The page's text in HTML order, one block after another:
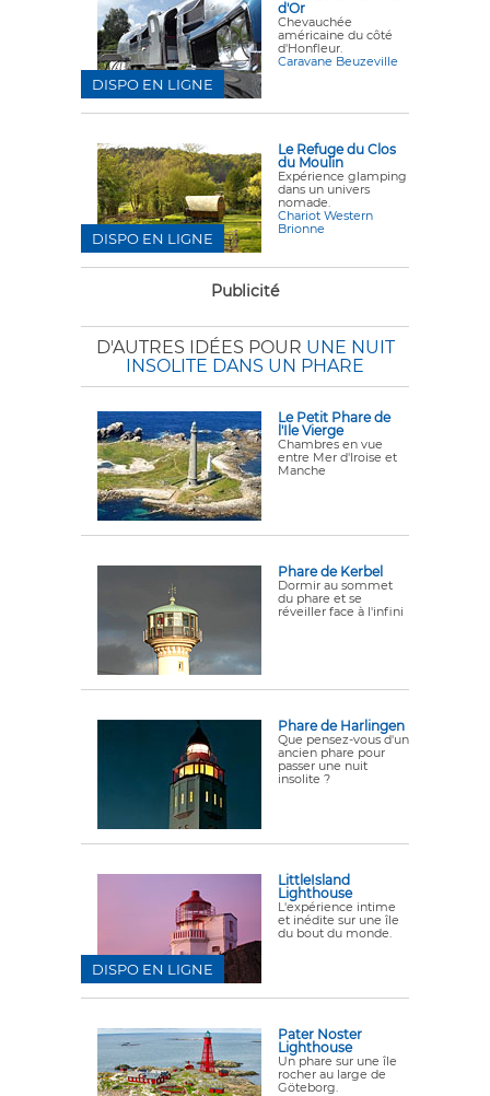
d'Or
Chevauchée
américaine du côté
d'Honfleur.
Caravane Beuzeville
DISPO EN LIGNE
Le Refuge du Clos
du Moulin
Expérience glamping
dans un univers
nomade.
Chariot Western
Brionne
DISPO EN LIGNE
Publicité
D'AUTRES IDÉES POUR UNE NUIT
INSOLITE DANS UN PHARE
Le Petit Phare de
l'Ile Vierge
Chambres en vue
entre Mer d'Iroise et
Manche
Phare de Kerbel
Dormir au sommet
du phare et se
réveiller face à l'infini
Phare de Harlingen
Que pensez-vous d'un
ancien phare pour
passer une nuit
insolite ?
LittleIsland
Lighthouse
L'expérience intime
et inédite sur une île
du bout du monde.
DISPO EN LIGNE
Pater Noster
Lighthouse
Un phare sur une île
rocher au large de
Göteborg.